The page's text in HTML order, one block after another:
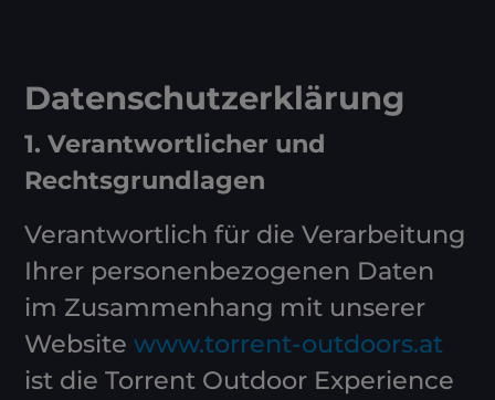
Datenschutzerklärung
1. Verantwortlicher und
Rechtsgrundlagen
Verantwortlich für die Verarbeitung
Ihrer personenbezogenen Daten
im Zusammenhang mit unserer
Websitewww.torrent-outdoors.at
ist die Torrent Outdoor Experience